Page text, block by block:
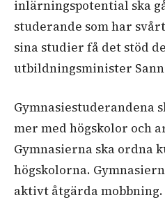
inlärningspotential ska
studerande som har
sina studier få det stöd
utbildningsminister
Gymnasiestuderandena
mer med högskolor och
Gymnasierna ska ordna
högskolorna.
aktivt åtgärda mobbning.